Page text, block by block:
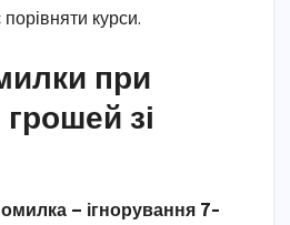
курси.
при
зі
— ігнорування 7-